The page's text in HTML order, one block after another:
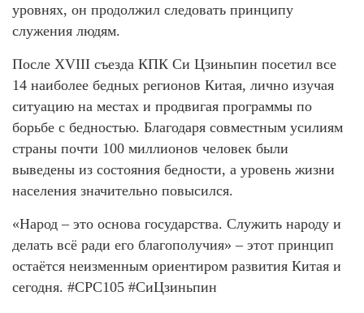
уровнях, он продолжил следовать принципу
служения людям.
После XVIII съезда КПК Си Цзиньпин посетил все
14 наиболее бедных регионов Китая, лично изучая
ситуацию на местах и продвигая программы по
борьбе с бедностью. Благодаря совместным усилиям
страны почти 100 миллионов человек были
выведены из состояния бедности, а уровень жизни
населения значительно повысился.
«Народ – это основа государства. Служить народу и
делать всё ради его благополучия» – этот принцип
остаётся неизменным ориентиром развития Китая и
сегодня. #CPC105 #СиЦзиньпин